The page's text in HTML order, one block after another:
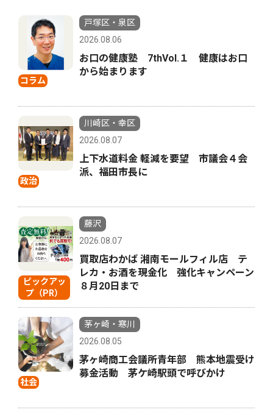
コラム
戸塚区・泉区
2026.08.06
お口の健康塾 7thVol.１ 健康はお口
から始まります
政治
川崎区・幸区
2026.08.07
上下水道料金 軽減を要望 市議会４会
派、福田市長に
ピックアッ
プ（PR）
藤沢
2026.08.07
買取店わかば 湘南モールフィル店 テ
レカ・お酒を現金化 強化キャンペーン
８月20日まで
社会
茅ヶ崎・寒川
2026.08.05
茅ヶ崎商工会議所青年部 熊本地震受け
募金活動 茅ケ崎駅頭で呼びかけ